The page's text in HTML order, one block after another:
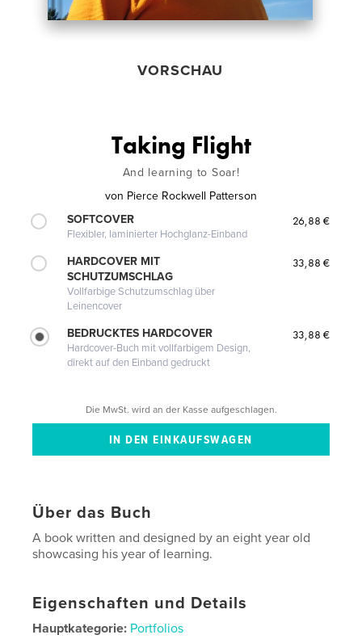
VORSCHAU
Taking Flight
And learning to Soar!
von Pierce Rockwell Patterson
SOFTCOVER
Flexibler, laminierter Hochglanz-Einband
26,88 €
HARDCOVER MIT
SCHUTZUMSCHLAG
Vollfarbige Schutzumschlag über
Leinencover
33,88 €
BEDRUCKTES HARDCOVER
Hardcover-Buch mit vollfarbigem Design,
direkt auf den Einband gedruckt
33,88 €
Die MwSt. wird an der Kasse aufgeschlagen.
Über das Buch
A book written and designed by an eight year old
showcasing his year of learning.
Eigenschaften und Details
Hauptkategorie: Portfolios